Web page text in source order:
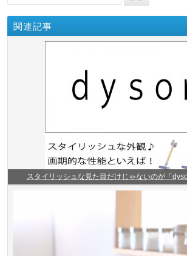
関連記事
スタイリッシュな見た目だけじゃないのが「